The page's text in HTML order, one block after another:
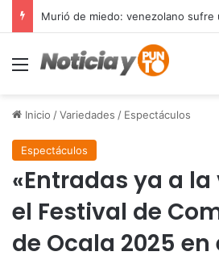
Menú
Inicio /Variedades / Espectáculos
Espectáculos
«Entradas ya a
el Festival de
de Ocala 2025 en